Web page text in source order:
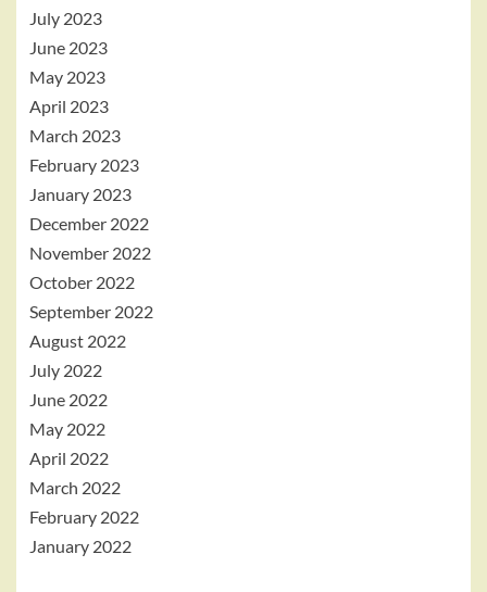
July 2023
June 2023
May 2023
April 2023
March 2023
February 2023
January 2023
December 2022
November 2022
October 2022
September 2022
August 2022
July 2022
June 2022
May 2022
April 2022
March 2022
February 2022
January 2022